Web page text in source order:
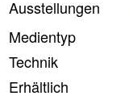
Ausstellungen
Medientyp
Technik
Erhältlich